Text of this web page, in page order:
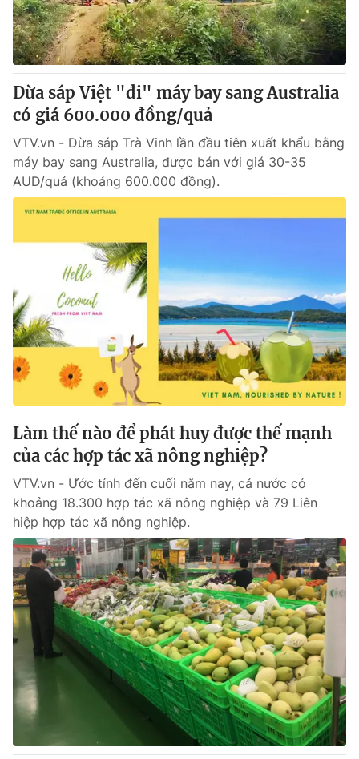
Dừa sáp Việt "đi" máy bay sang Australia
có giá 600.000 đồng/quả
VTV.vn - Dừa sáp Trà Vinh lần đầu tiên xuất khẩu bằng
máy bay sang Australia, được bán với giá 30-35
AUD/quả (khoảng 600.000 đồng).
Làm thế nào để phát huy được thế mạnh
của các hợp tác xã nông nghiệp?
VTV.vn - Ước tính đến cuối năm nay, cả nước có
khoảng 18.300 hợp tác xã nông nghiệp và 79 Liên
hiệp hợp tác xã nông nghiệp.